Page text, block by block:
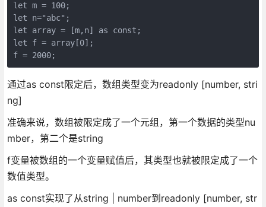
let m = 100;
let n="abc";
let array = [m,n] as const;
let f = array[0];
f = 2000;
通过as const限定后，数组类型变为readonly [number, stri
ng]
准确来说，数组被限定成了一个元组，第一个数据的类型nu
mber，第二个是string
f变量被数组的一个变量赋值后，其类型也就被限定成了一个
数值类型。
as const实现了从string | number到readonly [number, str